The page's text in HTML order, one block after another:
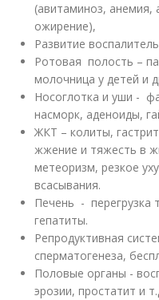
(авитаминоз, анемия,
ожирение),
Развитие
Ротовая полость –
молочница у детей и
Носоглотка и уши -
насморк, аденоиды,
ЖКТ – колиты,
жжение и тяжесть в
метеоризм, резкое
всасывания.
Печень - перегрузка
гепатиты.
Репродуктивная
сперматогенеза,
Половые органы -
эрозии, простатит и